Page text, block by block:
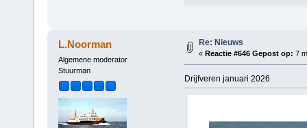
L.Noorman
Algemene moderator
Stuurman
Re: Nieuws
« Reactie #646 Gepost op: 7
Drijfveren januari 2026